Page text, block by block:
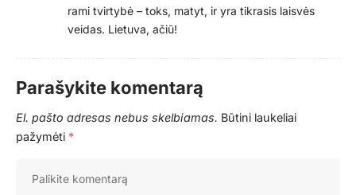
rami tvirtybė – toks, matyt, ir yra tikrasis laisvės
veidas. Lietuva, ačiū!
Parašykite komentarą
El. pašto adresas nebus skelbiamas. Būtini laukeliai
pažymėti *